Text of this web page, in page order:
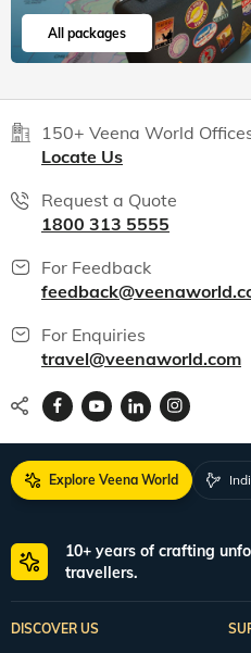
All packages
150+ Veena World
Locate Us
Request a Quote
1800 313 5555
For Feedback
For Enquiries
travel@veenaworld.com
Explore Veena World
10+ years of crafting
travellers.
DISCOVER US